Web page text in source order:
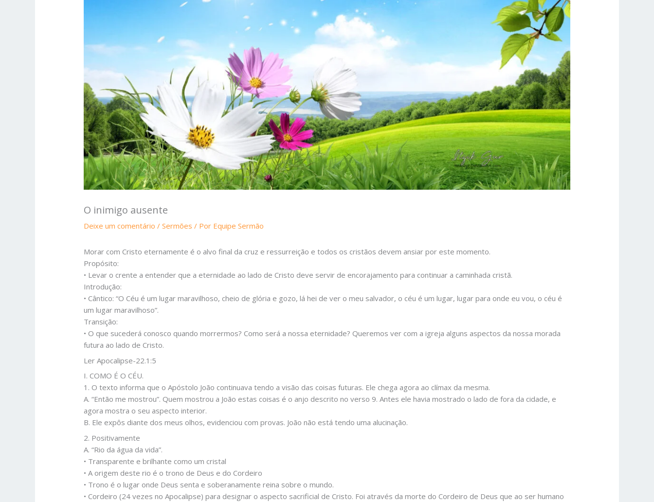
O inimigo ausente
Deixe um comentário /Sermões / Por Equipe Sermão
Morar com Cristo eternamente é o alvo final da cruz e ressurreição e todos os cristãos devem ansiar por este momento.
Propósito:
• Levar o crente a entender que a eternidade ao lado de Cristo deve servir de encorajamento para continuar a caminhada cristã.
Introdução:
• Cântico: “O Céu é um lugar maravilhoso, cheio de glória e gozo, lá hei de ver o meu salvador, o céu é um lugar, lugar para onde eu vou, o céu é
um lugar maravilhoso”.
Transição:
• O que sucederá conosco quando morrermos? Como será a nossa eternidade? Queremos ver com a igreja alguns aspectos da nossa morada
futura ao lado de Cristo.
Ler Apocalipse-22.1:5
I. COMO É O CÉU.
1. O texto informa que o Apóstolo João continuava tendo a visão das coisas futuras. Ele chega agora ao clímax da mesma.
A. “Então me mostrou”. Quem mostrou a João estas coisas é o anjo descrito no verso 9. Antes ele havia mostrado o lado de fora da cidade, e
agora mostra o seu aspecto interior.
B. Ele expôs diante dos meus olhos, evidenciou com provas. João não está tendo uma alucinação.
2. Positivamente
A. “Rio da água da vida”.
• Transparente e brilhante como um cristal
• A origem deste rio é o trono de Deus e do Cordeiro
• Trono é o lugar onde Deus senta e soberanamente reina sobre o mundo.
• Cordeiro (24 vezes no Apocalipse) para designar o aspecto sacrificial de Cristo. Foi através da morte do Cordeiro de Deus que ao ser humano